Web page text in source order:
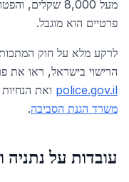
מעל 8,000
פרטיים הוא מוגבל.
לרקע מלא על חוק המתכות
הרישוי בישראל, ראו את
police.gov.il ואת
משרד הגנת הסביבה.
עובדות על נתניה